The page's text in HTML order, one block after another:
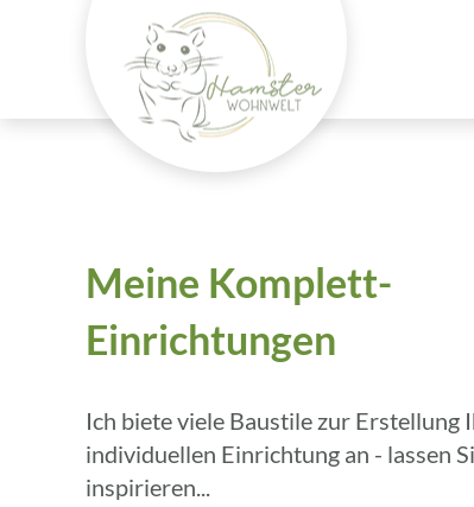
Meine Komplett-
Einrichtungen
Ich biete viele Baustile zur Erstellung
individuellen Einrichtung an - lassen
inspirieren...